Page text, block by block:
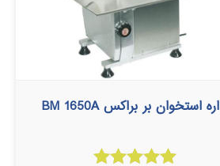
اره استخوان بر براکس BM 1650A